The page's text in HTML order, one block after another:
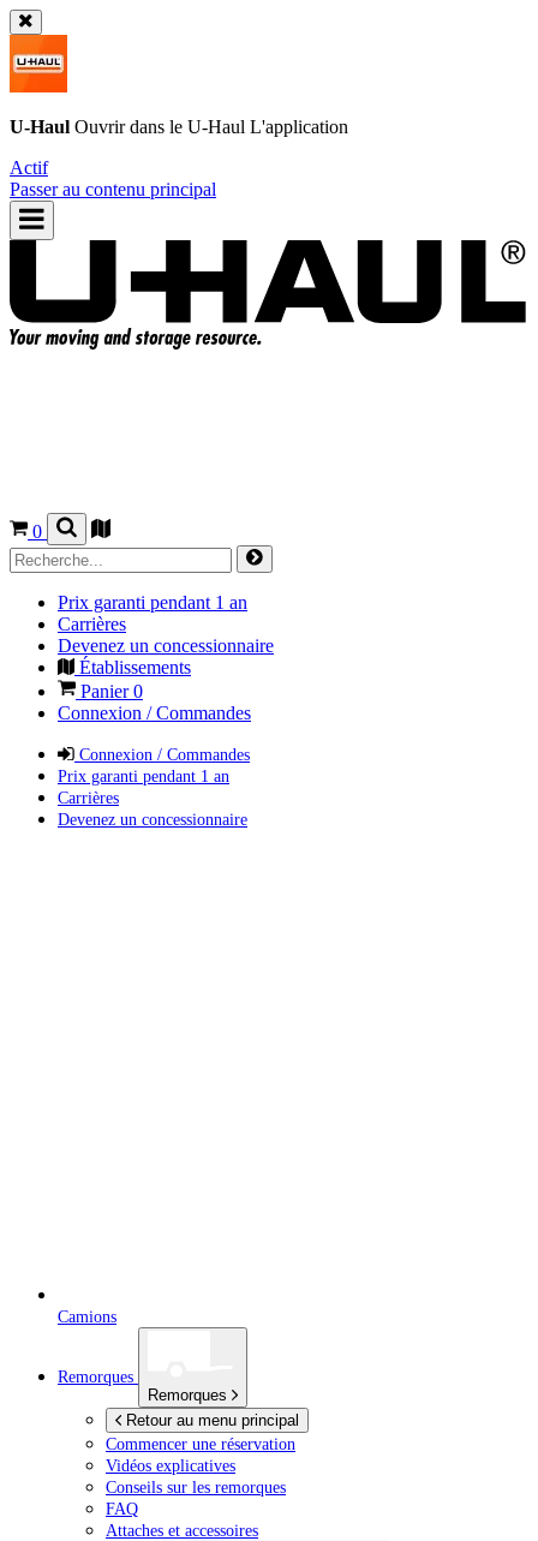
U-Haul Ouvrir dans le U-Haul L'application
Actif
Passer au contenu principal
0
Prix garanti pendant 1 an
Carrières
Devenez un concessionnaire
Établissements
Panier0
Connexion / Commandes
Connexion / Commandes
Prix garanti pendant 1 an
Carrières
Devenez un concessionnaire
Camions
Remorques
Remorques
Retour au menu principal
Commencer une réservation
Vidéos explicatives
Conseils sur les remorques
FAQ
Attaches et accessoires